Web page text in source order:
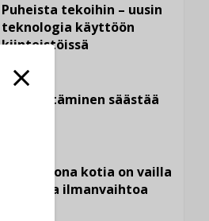
Puheista tekoihin – uusin
teknologia käyttöön
kiinteistöissä
Sähköistäminen säästää
Yli miljoona kotia on vailla
toimivaa ilmanvaihtoa